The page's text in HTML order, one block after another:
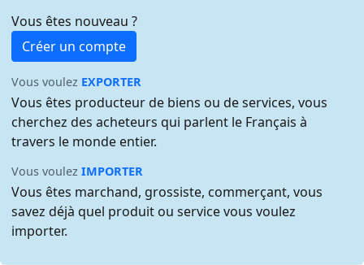
Vous êtes nouveau ?
Créer un compte
Vous voulez EXPORTER
Vous êtes producteur de biens ou de services, vous
cherchez des acheteurs qui parlent le Français à
travers le monde entier.
Vous voulezIMPORTER
Vous êtes marchand, grossiste, commerçant, vous
savez déjà quel produit ou service vous voulez
importer.